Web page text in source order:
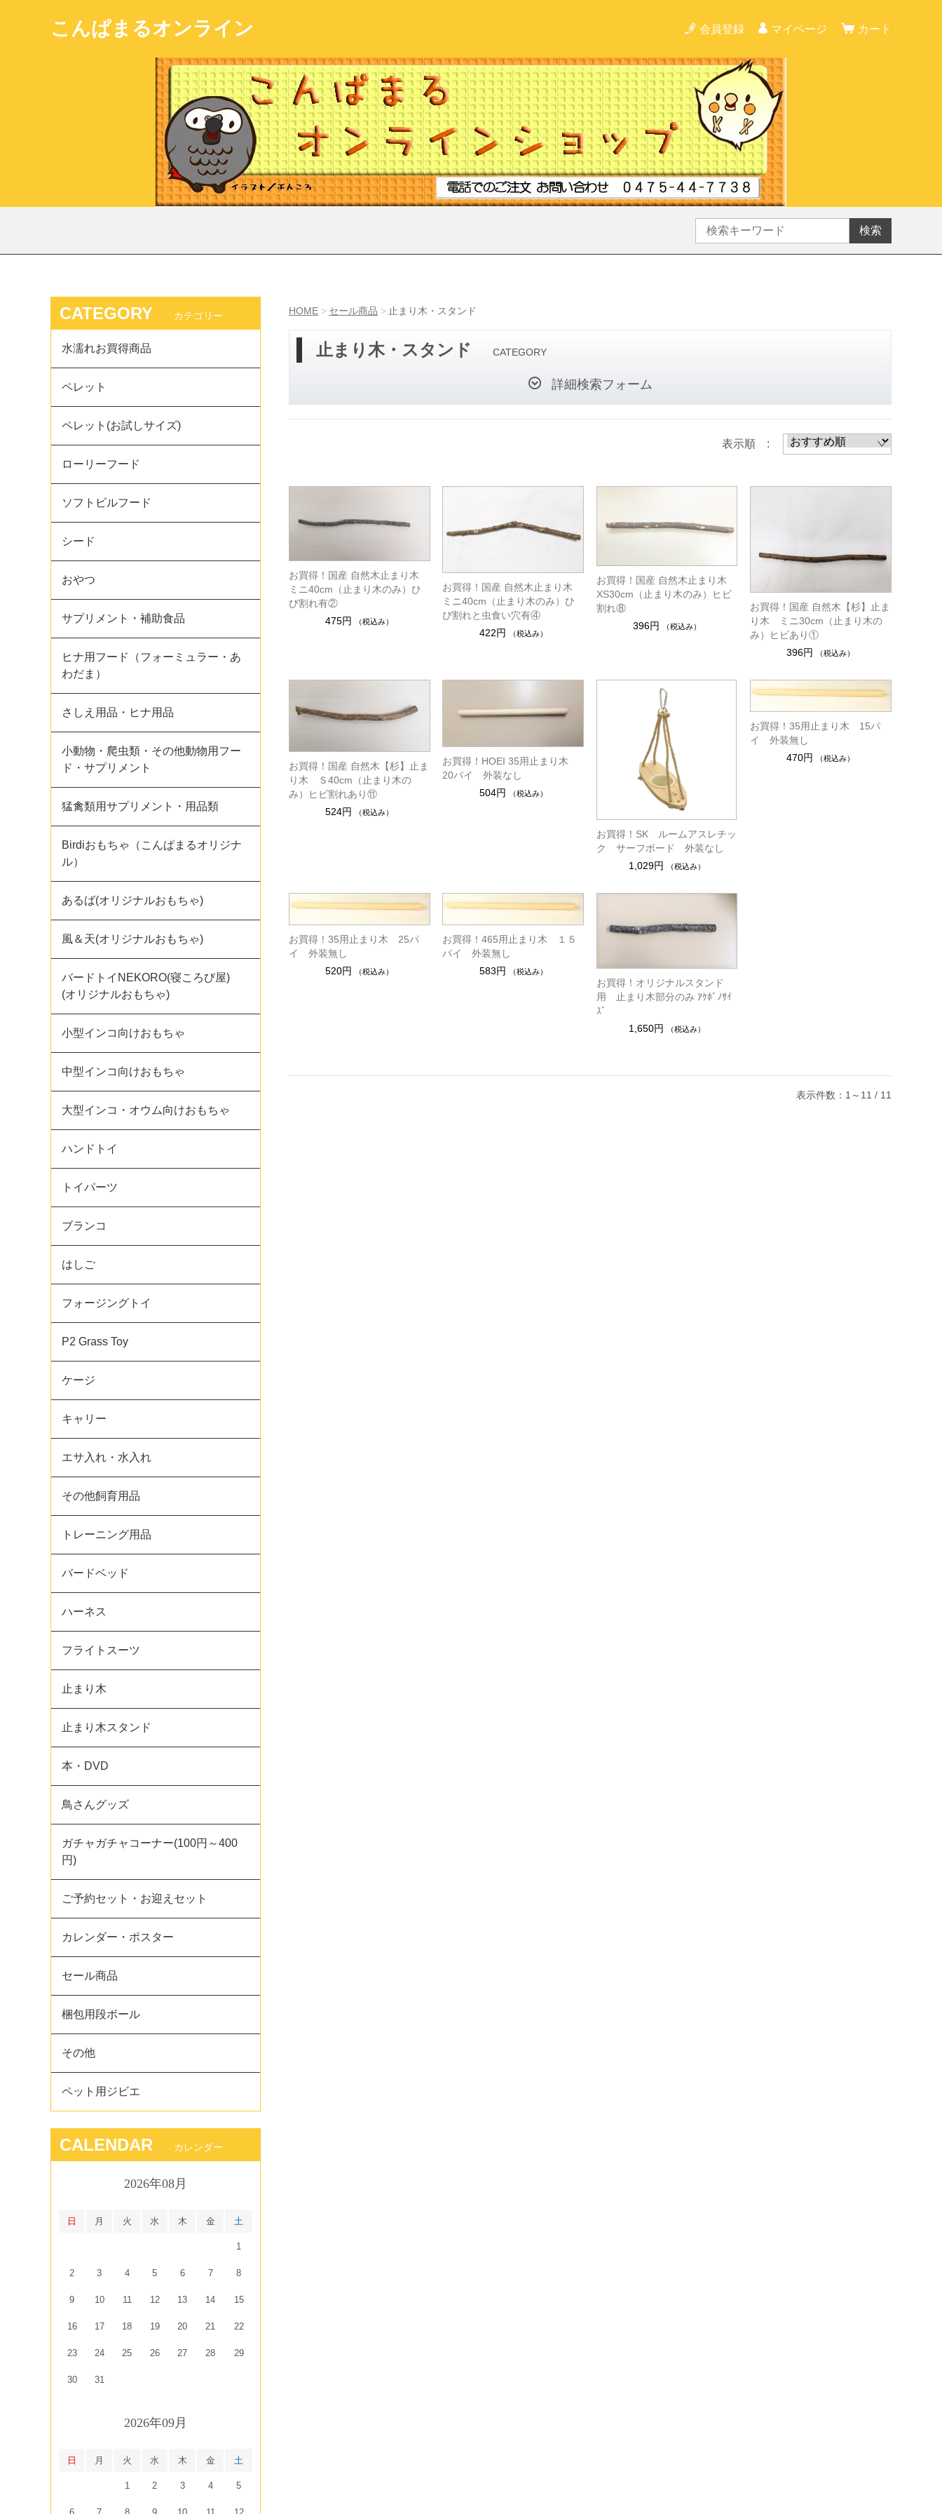
こんぱまるオンライン 会員登録 マイページ カート
検索
HOME セール商品 止まり木・スタンド
止まり木・スタンド CATEGORY
詳細検索フォーム
表示順 :
お買得！国産 自然木止まり木
ミニ40cm（止まり木のみ）ひ
び割れ有②
475円
（税込み）
お買得！国産 自然木止まり木
ミニ40cm（止まり木のみ）ひ
び割れと虫食い穴有④
422円
（税込み）
お買得！国産 自然木止まり木
XS30cm（止まり木のみ）ヒビ
割れ⑧
396円
（税込み）
お買得！国産 自然木【杉】止ま
り木 ミニ30cm（止まり木の
み）ヒビあり①
396円
（税込み）
お買得！国産 自然木【杉】止ま
り木 Ｓ40cm（止まり木の
み）ヒビ割れあり⑪
524円
（税込み）
お買得！HOEI 35用止まり木
20パイ 外装なし
504円
（税込み）
お買得！SK ルームアスレチッ
ク サーフボード 外装なし
1,029円
（税込み）
お買得！35用止まり木 15パ
イ 外装無し
470円
（税込み）
お買得！35用止まり木 25パ
イ 外装無し
520円
（税込み）
お買得！465用止まり木 １５
パイ 外装無し
583円
（税込み）
お買得！オリジナルスタンド
用 止まり木部分のみ ｱｹﾎﾞﾉｻｲ
ｽﾞ
1,650円
（税込み）
表示件数：1～11 / 11
CATEGORY カテゴリー
水濡れお買得商品
ペレット
ペレット(お試しサイズ)
ローリーフード
ソフトビルフード
シード
おやつ
サプリメント・補助食品
ヒナ用フード（フォーミュラー・あ
わだま）
さしえ用品・ヒナ用品
小動物・爬虫類・その他動物用フー
ド・サプリメント
猛禽類用サプリメント・用品類
Birdiおもちゃ（こんぱまるオリジナ
ル）
あるば(オリジナルおもちゃ)
風＆天(オリジナルおもちゃ)
バードトイNEKORO(寝ころび屋)
(オリジナルおもちゃ)
小型インコ向けおもちゃ
中型インコ向けおもちゃ
大型インコ・オウム向けおもちゃ
ハンドトイ
トイパーツ
ブランコ
はしご
フォージングトイ
P2 Grass Toy
ケージ
キャリー
エサ入れ・水入れ
その他飼育用品
トレーニング用品
バードベッド
ハーネス
フライトスーツ
止まり木
止まり木スタンド
本・DVD
鳥さんグッズ
ガチャガチャコーナー(100円～400
円)
ご予約セット・お迎えセット
カレンダー・ポスター
セール商品
梱包用段ボール
その他
ペット用ジビエ
CALENDAR カレンダー
2026年08月
日 月 火 水 木 金 土
1
2 3 4 5 6 7 8
9 10 11 12 13 14 15
16 17 18 19 20 21 22
23 24 25 26 27 28 29
30 31
2026年09月
日 月 火 水 木 金 土
1 2 3 4 5